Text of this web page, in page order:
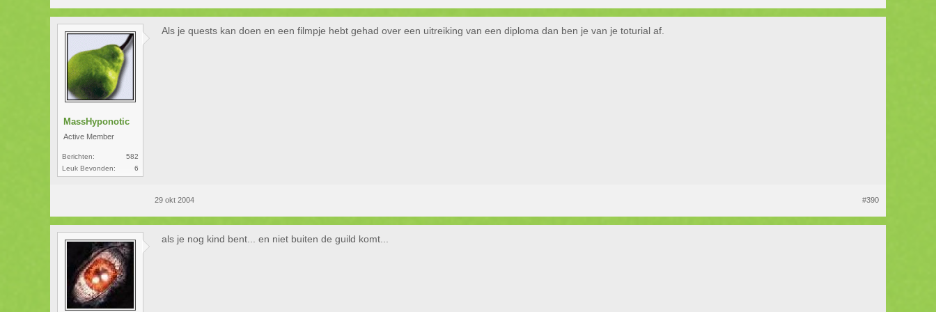
MassHyponotic
Active Member
Berichten:
582
Leuk Bevonden:
6
Als je quests kan doen en een filmpje hebt gehad over een uitreiking van een diploma dan ben je van je toturial af.
29 okt 2004 #390
als je nog kind bent... en niet buiten de guild komt...